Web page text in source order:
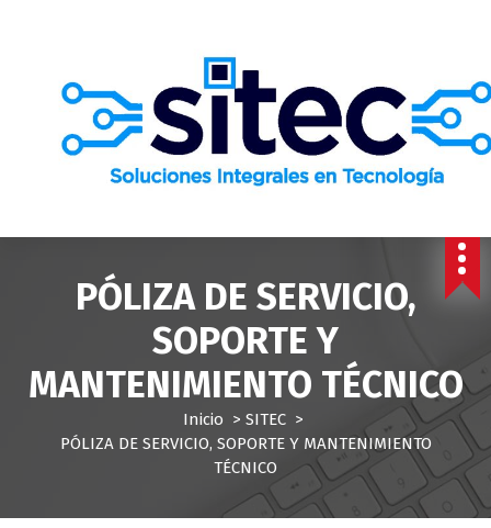
PÓLIZA DE SERVICIO,
SOPORTE Y
MANTENIMIENTO TÉCNICO
Inicio > SITEC >
PÓLIZA DE SERVICIO, SOPORTE Y MANTENIMIENTO
TÉCNICO